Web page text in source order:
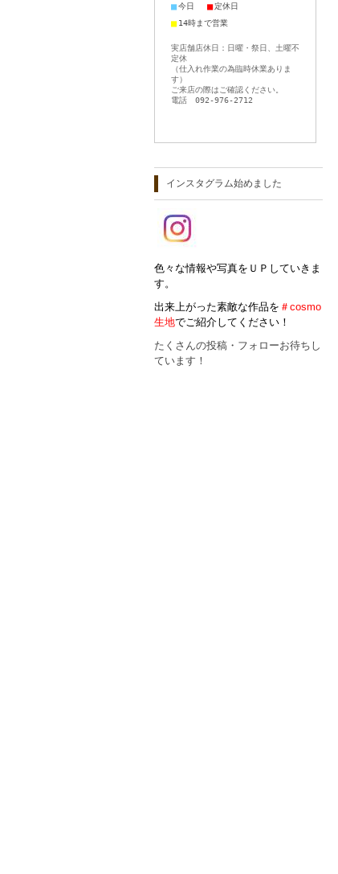
■今日 ■定休日
■ 14時まで営業
実店舗店休日：日曜・祭日、土曜不
定休
（仕入れ作業の為臨時休業ありま
す）
ご来店の際はご確認ください。
電話 092-976-2712
インスタグラム始めました
色々な情報や写真をＵＰしていきま
す。
出来上がった素敵な作品を ＃cosmo
生地でご紹介してください！
たくさんの投稿・フォローお待ちし
ています！